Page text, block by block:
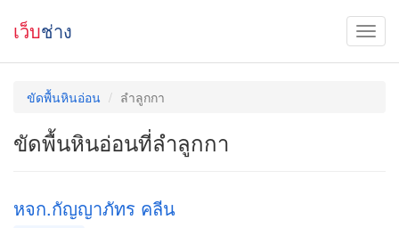
เว็บช่าง
ขัดพื้นหินอ่อน ลำลูกกา
ขัดพื้นหินอ่อนที่ลำลูกกา
หจก.กัญญาภัทร คลีน